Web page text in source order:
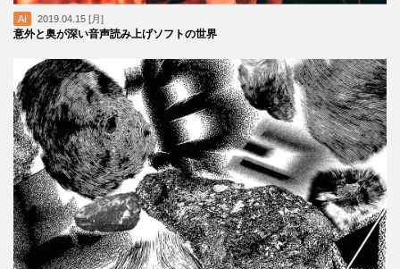
AI 2019.04.15 [月]
意外と奥が深い音声読み上げソフトの世界